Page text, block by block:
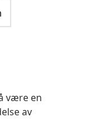
være en
av